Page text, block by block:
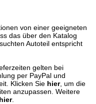
von einer geeigneten
das über den Katalog
Autoteil entspricht
gelten bei
per PayPal und
Klicken Sie hier, um die
anzupassen. Weitere
hier.